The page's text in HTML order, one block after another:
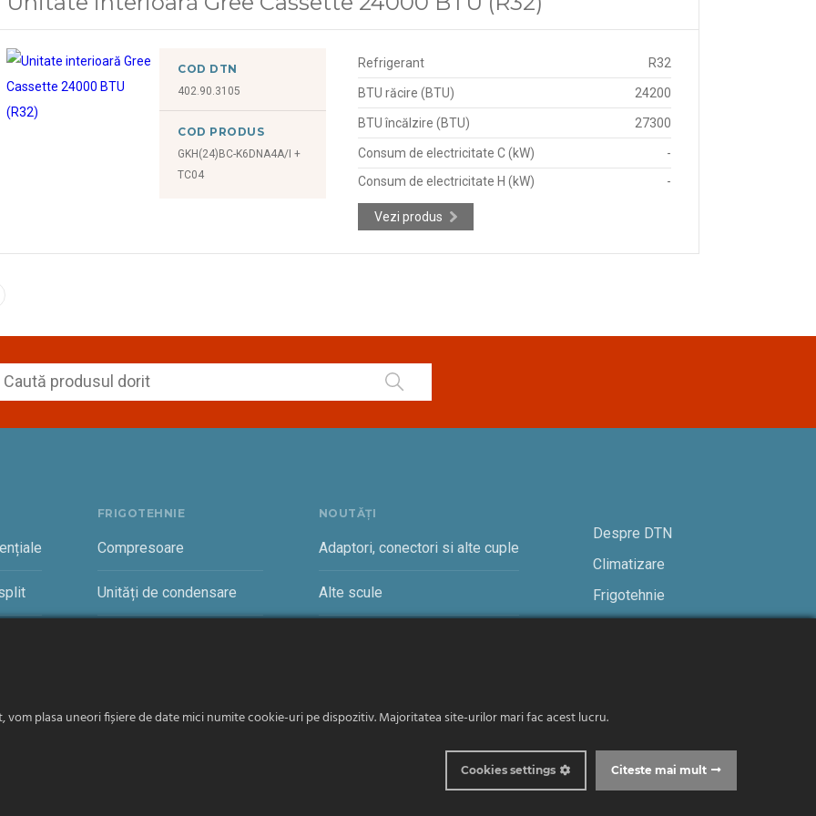
COD DTN
402.90.3105
COD PRODUS
GKH(24)BC-K6DNA4A/I +
TC04
Refrigerant R32
BTU răcire (BTU) 24200
BTU încălzire (BTU) 27300
Consum de electricitate C (kW)
-
Consum de electricitate H (kW)
-
Vezi produs
FRIGOTEHNIE
Compresoare
Unități de condensare
NOUTĂȚI
Adaptori, conectori si alte cuple
Alte scule
Despre DTN
Climatizare
Frigotehnie
© 2019-2026 DTN. Toate drepturile rezervate.
plasa uneori fișiere de date mici numite cookie-uri pe dispozitiv. Majoritatea site-urilor mari fac acest lucru.
Citeste mai mult
Cookies settings